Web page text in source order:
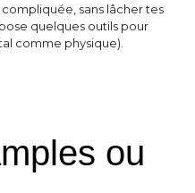
sans lâcher tes
quelques outils pour
comme physique).
ou